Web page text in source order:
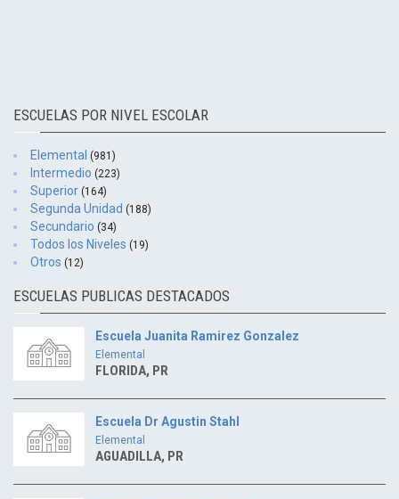
ESCUELAS POR NIVEL ESCOLAR
Elemental (981)
Intermedio (223)
Superior (164)
Segunda Unidad (188)
Secundario (34)
Todos los Niveles (19)
Otros (12)
ESCUELAS PUBLICAS DESTACADOS
Escuela Juanita Ramirez Gonzalez
Elemental
FLORIDA, PR
Escuela Dr Agustin Stahl
Elemental
AGUADILLA, PR